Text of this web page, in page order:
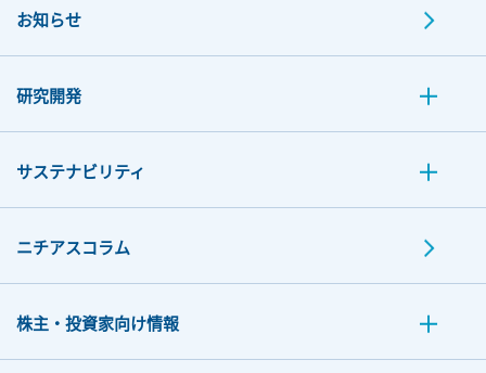
お知らせ
研究開発
サステナビリティ
ニチアスコラム
株主・投資家向け情報